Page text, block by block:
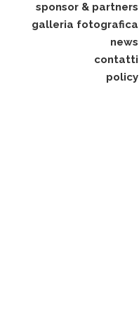
sponsor & partners
galleria fotografica
news
contatti
policy